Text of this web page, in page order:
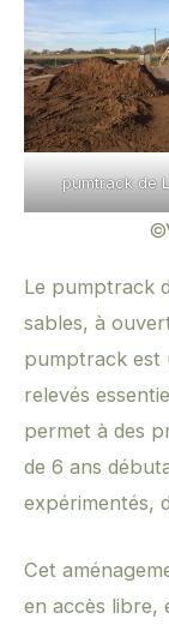
pumtrack de
Le pumptrack
sables, à
pumptrack est
relevés
permet à des
de 6 ans
expérimentés,
Cet
en accès libre,